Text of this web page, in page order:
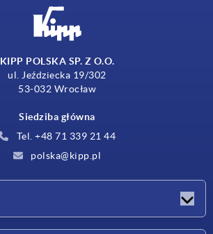
KIPP POLSKA SP. Z O.O.
ul. Jeździecka 19/302
53-032 Wrocław
Siedziba główna
Tel. +48 71 339 21 44
polska@kipp.pl